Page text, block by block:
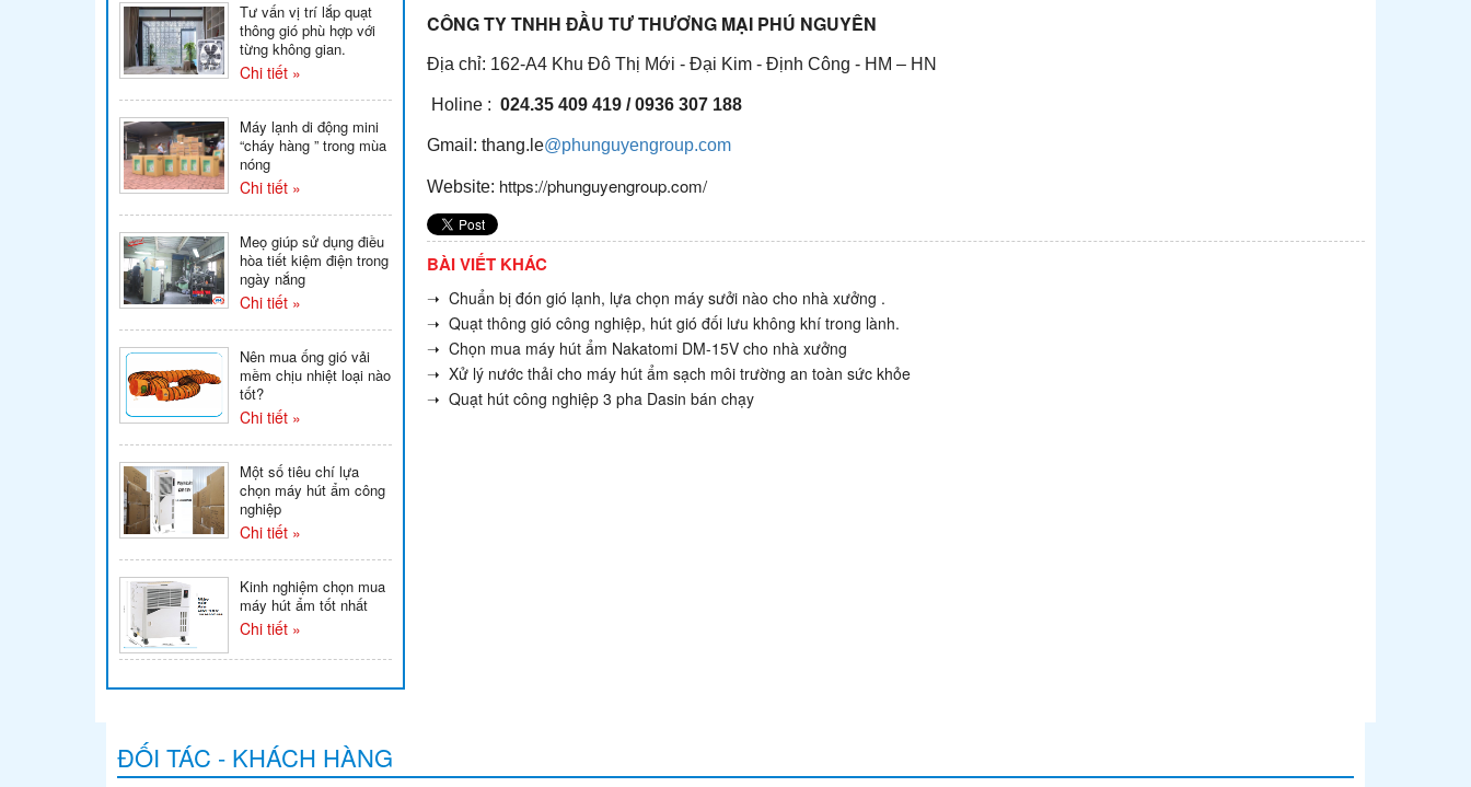
Tư vấn vị trí lắp quạt
thông gió phù hợp với
từng không gian.
Chi tiết »
Máy lạnh di động mini
“cháy hàng ” trong mùa
nóng
Chi tiết »
Meọ giúp sử dụng điều
hòa tiết kiệm điện trong
ngày nắng
Chi tiết »
Nên mua ống gió vải
mềm chịu nhiệt loại nào
tốt?
Chi tiết »
Một số tiêu chí lựa
chọn máy hút ẩm công
nghiệp
Chi tiết »
Kinh nghiệm chọn mua
máy hút ẩm tốt nhất
Chi tiết »
CÔNG TY TNHH ĐẦU TƯ THƯƠNG MẠI PHÚ NGUYÊN
Địa chỉ: 162-A4 Khu Đô Thị Mới - Đại Kim - Định Công - HM – HN
Holine : 024.35 409 419 / 0936 307 188
Gmail: thang.le@phunguyengroup.com
Website: https://phunguyengroup.com/
BÀI VIẾT KHÁC
➝ Chuẩn bị đón gió lạnh, lựa chọn máy sưởi nào cho nhà xưởng .
➝ Quạt thông gió công nghiệp, hút gió đối lưu không khí trong lành.
➝ Chọn mua máy hút ẩm Nakatomi DM-15V cho nhà xưởng
➝ Xử lý nước thải cho máy hút ẩm sạch môi trường an toàn sức khỏe
➝ Quạt hút công nghiệp 3 pha Dasin bán chạy
ĐỐI TÁC - KHÁCH HÀNG